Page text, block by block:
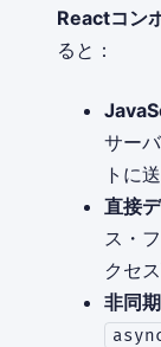
Reactコン
ると：
サー
トに
直接
ス・
クセ
非同